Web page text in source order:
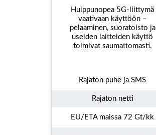
Huippunopea 5G-liittymä
vaativaan käyttöön –
pelaaminen, suoratoisto ja
useiden laitteiden käyttö
toimivat saumattomasti.
Rajaton puhe ja SMS
Rajaton netti
EU/ETA maissa 72 Gt/kk